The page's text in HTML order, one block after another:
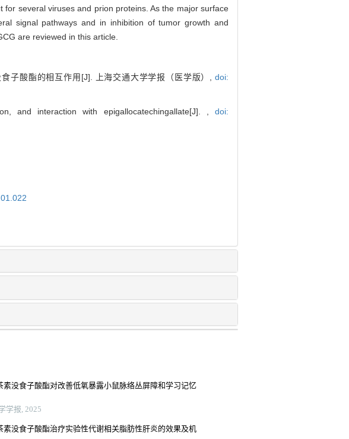
several viruses and prion proteins. As the major surface
signal pathways and in inhibition of tumor growth and
are reviewed in this article.
子酸酯的相互作用[J]. 上海交通大学学报（医学版）, doi:
and interaction with epigallocatechingallate[J]. , doi:
素没食子酸酯对改善低氧暴露小鼠脉络丛屏障和学习记忆
学报, 2025
素没食子酸酯治疗实验性代谢相关脂肪性肝炎的效果及机